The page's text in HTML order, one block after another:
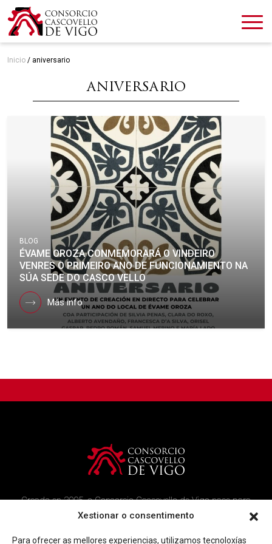
Xestionar o consentimento
Para ofrecer as mellores experiencias, utilizamos tecnoloxías
Inicio / aniversario
ANIVERSARIO
BLOG
ÉVAME OROZA CONMEMORARÁ O VINDEIRO
VENRES O PRIMEIRO ANO DE FUNCIONAMIENTO NA
SÚA SEDE DO CASCO VELLO
Más info
Creado en 2005, o Consorcio Cascovello de Vigo nace para
atender aos veciños do casco histórico, creando un ambicioso